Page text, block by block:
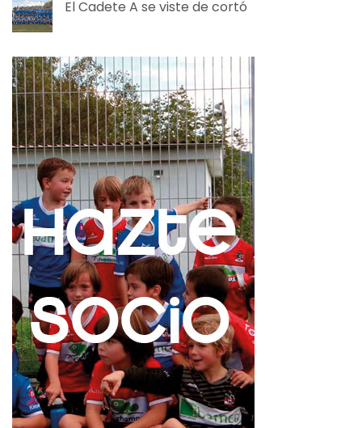
El Cadete A se viste de cortó